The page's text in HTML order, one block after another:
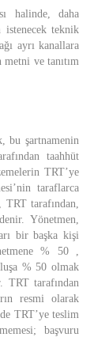
halinde, daha
istenecek teknik
ayrı kanallara
metni ve tanıtım
bu şartnamenin
taahhüt
TRT’ye
taraflarca
TRT tarafından,
Yönetmen,
bir başka kişi
% 50 ,
% 50 olmak
TRT tarafından
resmi olarak
TRT’ye teslim
başvuru